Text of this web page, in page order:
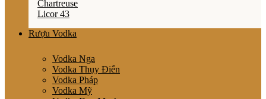
Chartreuse
Licor 43
Rượu Vodka
Vodka Nga
Vodka Thụy Điển
Vodka Pháp
Vodka Mỹ